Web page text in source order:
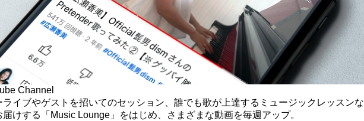
Channel
ライブやゲストを招いてのセッション、 誰でも歌が上達する ミュージックレッスン
けする
「Music Lounge」をはじめ、
さまざまな動画を毎週アップ。